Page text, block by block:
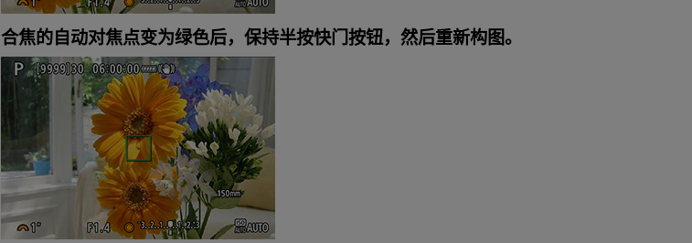
合焦的自动对焦点变为绿色后，保持半按快门按钮，然后重新构图。